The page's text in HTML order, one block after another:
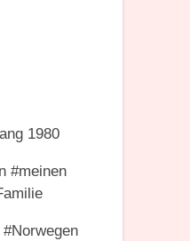
1980
#meinen